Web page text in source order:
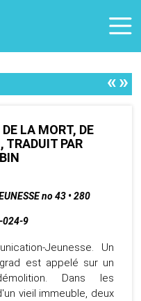
«»
LA MORT, DE
TRADUIT PAR
no 43 • 280
024-9
Jeunesse. Un
est appelé sur un
Dans les
vieil immeuble, deux